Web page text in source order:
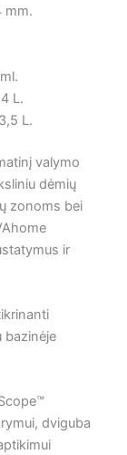
mm.
L.
L.
valymo
dėmių
zonoms bei
ir
bazinėje
dviguba